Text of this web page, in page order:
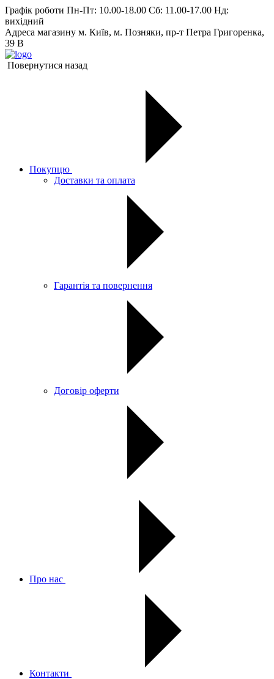
Графік роботи Пн-Пт: 10.00-18.00 Сб: 11.00-17.00 Нд:
вихiдний
Адреса магазину м. Київ, м. Позняки, пр-т Петра Григоренка,
39 В
Повернутися назад
Покупцю
Доставки та оплата
Гарантія та повернення
Договір оферти
Про нас
Контакти